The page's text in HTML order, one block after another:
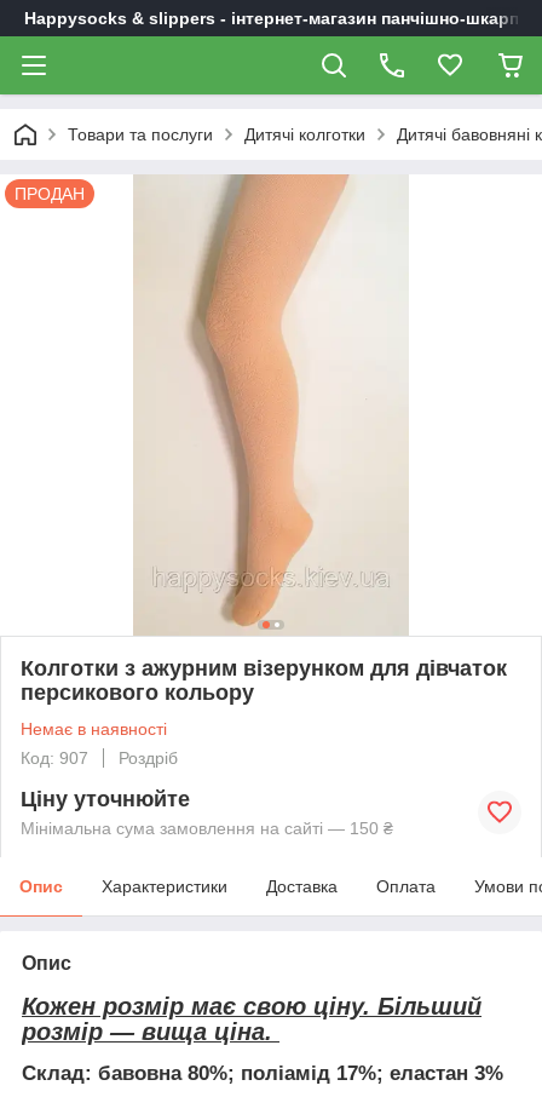
Happysocks & slippers - інтернет-магазин панчішно-
Товари та послуги Дитячі колготки Дитячі бавовняні
ПРОДАН
Колготки з ажурним візерунком для дівчаток
персикового кольору
Немає в наявності
Код: 907
Роздріб
Ціну уточнюйте
Мінімальна сума замовлення на сайті — 150 ₴
Опис Характеристики Доставка Оплата Умови
Опис
Кожен розмір має свою ціну. Більший
розмір — вища ціна.
Склад: бавовна 80%; поліамід 17%; еластан 3%